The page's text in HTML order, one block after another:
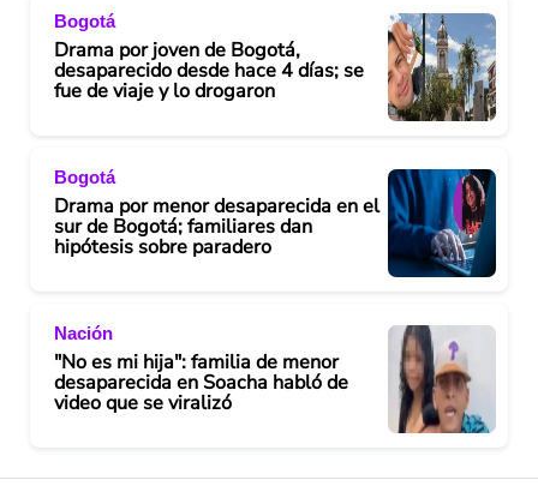
Bogotá
Drama por joven de Bogotá,
desaparecido desde hace 4 días; se
fue de viaje y lo drogaron
Bogotá
Drama por menor desaparecida en el
sur de Bogotá; familiares dan
hipótesis sobre paradero
Nación
"No es mi hija": familia de menor
desaparecida en Soacha habló de
video que se viralizó